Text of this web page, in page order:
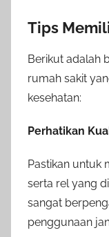
Tips
Berikut adalah
rumah sakit
kesehatan:
Perhatikan
Pastikan untuk
serta rel yang
sangat
penggunaan